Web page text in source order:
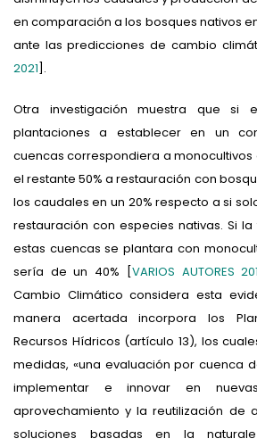
en comparación a los bosques nativos
ante las predicciones de cambio
2021].
Otra investigación muestra que si
plantaciones a establecer en un
cuencas correspondiera a monocultivos
el restante 50% a restauración con
los caudales en un 20% respecto a si
restauración con especies nativas. Si
estas cuencas se plantara con
sería de un 40% [VARIOS AUTORES
Cambio Climático considera esta
manera acertada incorpora los
Recursos Hídricos (artículo 13), los
medidas, «una evaluación por cuenca
implementar e innovar en
aprovechamiento y la reutilización de
soluciones basadas en la